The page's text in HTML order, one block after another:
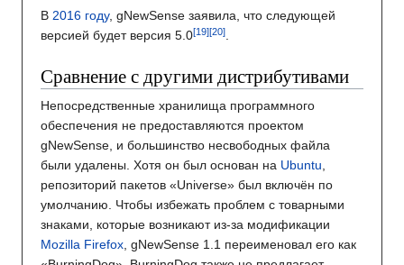
В 2016 году, gNewSense заявила, что следующей
версией будет версия 5.0
.
Сравнение с другими дистрибутивами
Непосредственные хранилища программного
обеспечения не предоставляются проектом
gNewSense, и большинство несвободных файла
были удалены. Хотя он был основан на Ubuntu,
репозиторий пакетов «Universe» был включён по
умолчанию. Чтобы избежать проблем с товарными
знаками, которые возникают из-за модификации
Mozilla Firefox, gNewSense 1.1 переименовал его как